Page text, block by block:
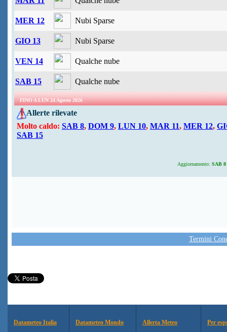
MER 12 Nubi Sparse
GIO 13 Nubi Sparse
VEN 14 Qualche nube
SAB 15 Qualche nube
FINO A LUN 24 Agosto 2026
Allerte rilevate
Molto caldo: SAB 8, DOM 9, LUN 10, MAR 11, MER 12,
SAB 15
Aggiornamento: SAB 8
Termini
Datameteo Italia Datameteo Mondo Allerta Meteo Per